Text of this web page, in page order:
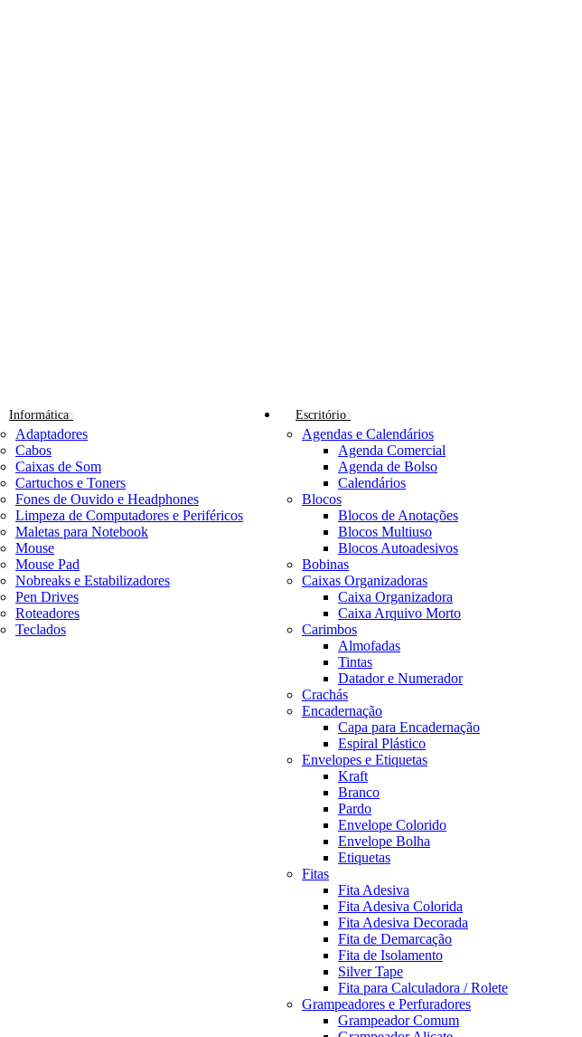
Informática
Adaptadores
Cabos
Caixas de Som
Cartuchos e Toners
Fones de Ouvido e Headphones
Limpeza de Computadores e Periféricos
Maletas para Notebook
Mouse
Mouse Pad
Nobreaks e Estabilizadores
Pen Drives
Roteadores
Teclados
Escritório
Agendas e Calendários
Agenda Comercial
Agenda de Bolso
Calendários
Blocos
Blocos de Anotações
Blocos Multiuso
Blocos Autoadesivos
Bobinas
Caixas Organizadoras
Caixa Organizadora
Caixa Arquivo Morto
Carimbos
Almofadas
Tintas
Datador e Numerador
Crachás
Encadernação
Capa para Encadernação
Espiral Plástico
Envelopes e Etiquetas
Kraft
Branco
Pardo
Envelope Colorido
Envelope Bolha
Etiquetas
Fitas
Fita Adesiva
Fita Adesiva Colorida
Fita Adesiva Decorada
Fita de Demarcação
Fita de Isolamento
Silver Tape
Fita para Calculadora / Rolete
Grampeadores e Perfuradores
Grampeador Comum